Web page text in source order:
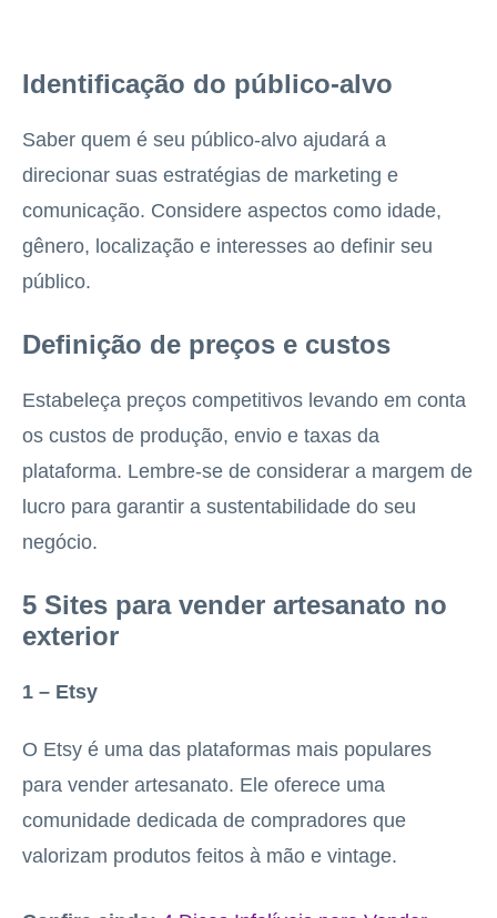
Identificação do público-alvo
Saber quem é seu público-alvo ajudará a
direcionar suas estratégias de marketing e
comunicação. Considere aspectos como idade,
gênero, localização e interesses ao definir seu
público.
Definição de preços e custos
Estabeleça preços competitivos levando em conta
os custos de produção, envio e taxas da
plataforma. Lembre-se de considerar a margem de
lucro para garantir a sustentabilidade do seu
negócio.
5 Sites para vender artesanato no
exterior
1 – Etsy
O Etsy é uma das plataformas mais populares
para vender artesanato. Ele oferece uma
comunidade dedicada de compradores que
valorizam produtos feitos à mão e vintage.